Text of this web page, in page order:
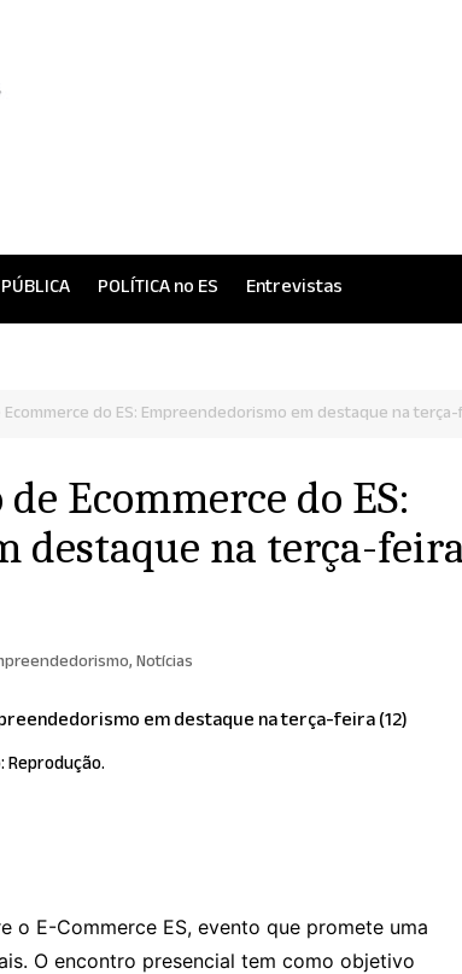
POLÍTICA no ES Entrevistas
do ES: Empreendedorismo em destaque na terça-
Ecommerce do ES:
destaque na terça-
,Notícias
Reprodução.
o E-Commerce ES, evento que promete uma
O encontro presencial tem como objetivo